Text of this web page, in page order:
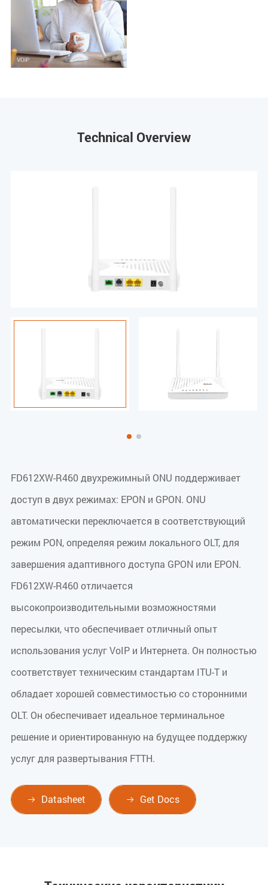
Technical Overview
FD612XW-R460 двухрежимный ONU поддерживает
доступ в двух режимах: EPON и GPON. ONU
автоматически переключается в соответствующий
режим PON, определяя режим локального OLT, для
завершения адаптивного доступа GPON или EPON.
FD612XW-R460 отличается
высокопроизводительными возможностями
пересылки, что обеспечивает отличный опыт
использования услуг VoIP и Интернета. Он полностью
соответствует техническим стандартам ITU-T и
обладает хорошей совместимостью со сторонними
OLT. Он обеспечивает идеальное терминальное
решение и ориентированную на будущее поддержку
услуг для развертывания FTTH.
 Datasheet  Get Docs